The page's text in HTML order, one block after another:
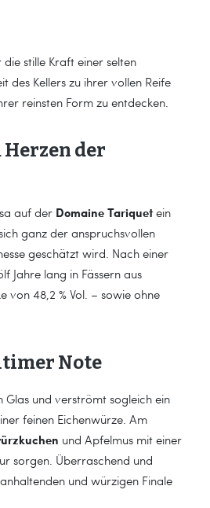
stille Kraft einer selten
des Kellers zu ihrer vollen Reife
reinsten Form zu entdecken.
Herzen der
auf der Domaine Tariquetein
ganz der anspruchsvollen
geschätzt wird. Nach einer
Jahre lang in Fässern aus
von 48,2 % Vol. – sowie ohne
Note
und verströmt sogleich ein
feinen Eichenwürze. Am
und Apfelmus mit einer
sorgen. Überraschend und
und würzigen Finale